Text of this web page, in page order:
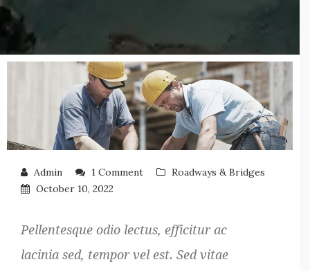
Admin 1 Comment
Roadways & Bridges
October 10, 2022
Pellentesque odio lectus, efficitur ac
lacinia sed, tempor vel est. Sed vitae